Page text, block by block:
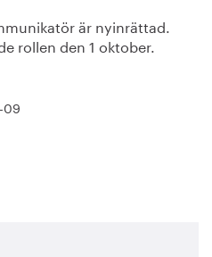
är nyinrättad.
rollen den 1 oktober.
09